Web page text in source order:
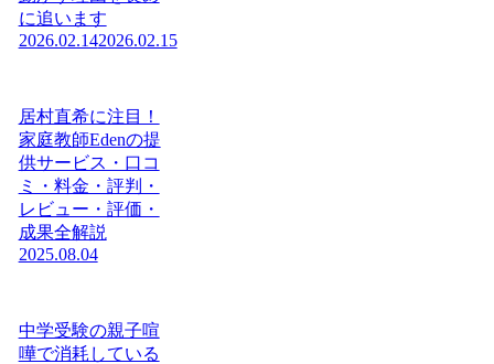
に追います
2026.02.142026.02.15
居村直希に注目！
家庭教師Edenの提
供サービス・口コ
ミ・料金・評判・
レビュー・評価・
成果全解説
2025.08.04
中学受験の親子喧
嘩で消耗している